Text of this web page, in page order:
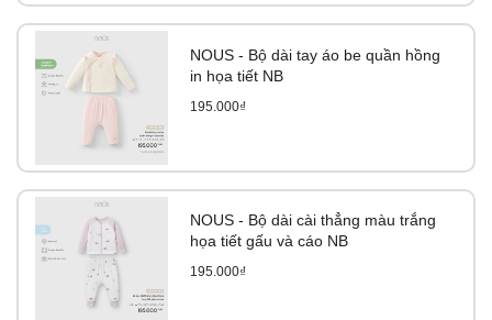
NOUS - Bộ dài tay áo be quần hồng
in họa tiết NB
195.000₫
NOUS - Bộ dài cài thẳng màu trắng
họa tiết gấu và cáo NB
195.000₫